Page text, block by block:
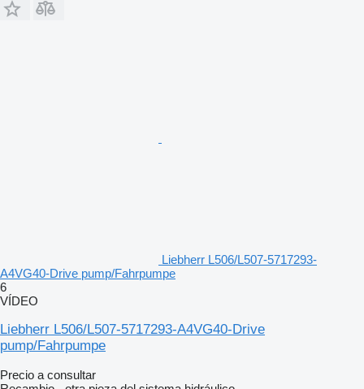
Liebherr L506/L507-5717293-
A4VG40-Drive pump/Fahrpumpe
6
VÍDEO
Liebherr L506/L507-5717293-A4VG40-Drive
pump/Fahrpumpe
Precio a consultar